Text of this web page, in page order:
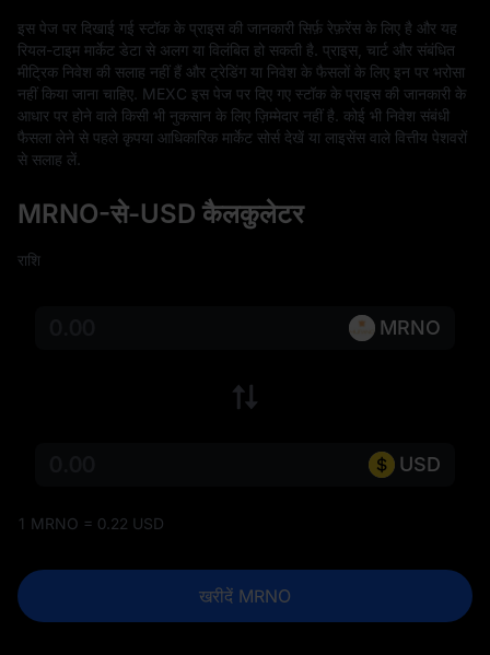
इस पेज पर दिखाई गई स्टॉक के प्राइस की जानकारी सिर्फ़ रेफ़रेंस के लिए है और यह
रियल-टाइम मार्केट डेटा से अलग या विलंबित हो सकती है. प्राइस, चार्ट और संबंधित
मीट्रिक निवेश की सलाह नहीं हैं और ट्रेडिंग या निवेश के फैसलों के लिए इन पर भरोसा
नहीं किया जाना चाहिए. MEXC इस पेज पर दिए गए स्टॉक के प्राइस की जानकारी के
आधार पर होने वाले किसी भी नुकसान के लिए ज़िम्मेदार नहीं है. कोई भी निवेश संबंधी
फैसला लेने से पहले कृपया आधिकारिक मार्केट सोर्स देखें या लाइसेंस वाले वित्तीय पेशवरों
से सलाह लें.
MRNO-से-USD कैलकुलेटर
राशि
MRNO
USD
1 MRNO = 0.22 USD
खरीदें MRNO